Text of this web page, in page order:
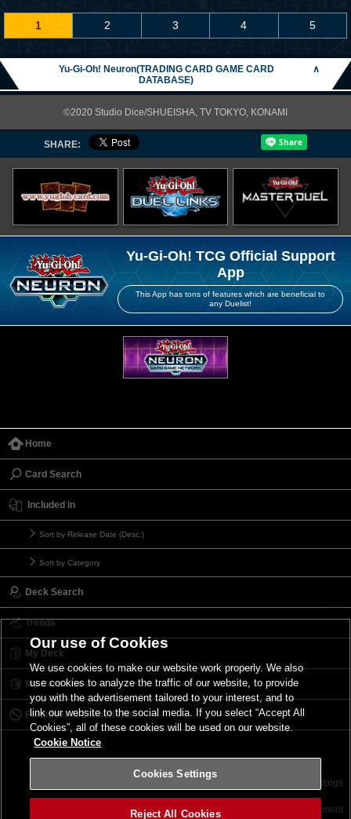
1 2 3 4 5
Yu-Gi-Oh! Neuron(TRADING CARD GAME CARD
DATABASE)
∧
©2020 Studio Dice/SHUEISHA, TV TOKYO, KONAMI
SHARE:
Yu-Gi-Oh! TCG Official Support
App
This App has tons of features which are beneficial to
any Duelist!
Home
Card Search
Included in
Sort by Release Date (Desc.)
Sort by Category
Deck Search
Trends
My Deck
My Card List
Forbidden & Limited List
Terms of Use Cookies Settings
©2026 Konami Digital Entertainment
Our use of Cookies
We use cookies to make our website work properly. We also
use cookies to analyze the traffic of our website, to provide
you with the advertisement tailored to your interest, and to
link our website to the social media. If you select “Accept All
Cookies”, all of these cookies will be used on our website.
Cookie Notice
Cookies Settings
Reject All Cookies